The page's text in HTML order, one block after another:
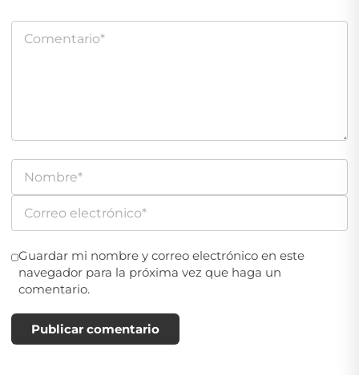
Guardar mi nombre y correo electrónico en este
navegador para la próxima vez que haga un
comentario.
Publicar comentario